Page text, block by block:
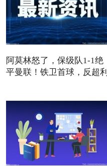
阿莫林怒了，保级队1-1绝
平曼联！铁卫首球，反超利